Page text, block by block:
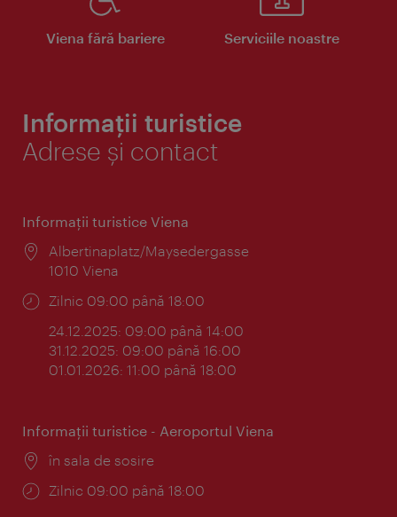
Viena fără bariere Serviciile noastre
Informații turistice
Adrese și contact
Informaţii turistice Viena
Locul:
Albertinaplatz/Maysedergasse
1010 Viena
Program:
Zilnic 09:00 până 18:00
24.12.2025: 09:00 până 14:00
31.12.2025: 09:00 până 16:00
01.01.2026: 11:00 până 18:00
Informaţii turistice - Aeroportul Viena
Locul:
în sala de sosire
Program:
Zilnic 09:00 până 18:00